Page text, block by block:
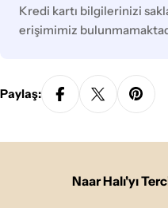
Kredi kartı bilgilerinizi
erişimimiz
Paylaş:
Naar Halı'yı